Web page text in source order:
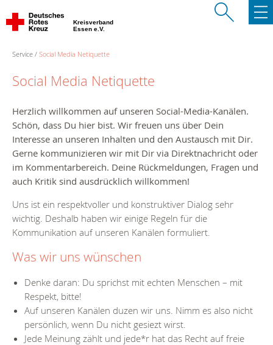
Kreisverband
Essen e.V.
Service Social Media Netiquette
Social Media Netiquette
Herzlich willkommen auf unseren Social-Media-Kanälen.
Schön, dass Du hier bist. Wir freuen uns über Dein
Interesse an unseren Inhalten und den Austausch mit Dir.
Gerne kommunizieren wir mit Dir via Direktnachricht oder
im Kommentarbereich. Deine Rückmeldungen, Fragen und
auch Kritik sind ausdrücklich willkommen!
Uns ist ein respektvoller und konstruktiver Dialog sehr
wichtig. Deshalb haben wir einige Regeln für die
Kommunikation auf unseren Kanälen formuliert.
Was wir uns wünschen
Denke daran: Du sprichst mit echten Menschen – mit
Respekt, bitte!
Auf unseren Kanälen duzen wir uns. Nimm es also nicht
persönlich, wenn Du nicht gesiezt wirst.
Jede Meinung zählt und jede*r hat das Recht auf freie